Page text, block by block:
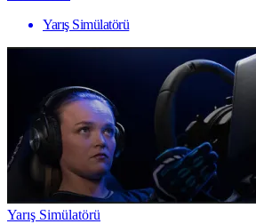
Yarış Simülatörü
Yarış Simülatörü